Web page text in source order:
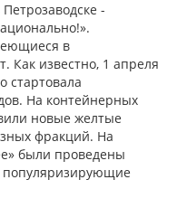
-
в
Как известно, 1 апреля
стартовала
На контейнерных
новые желтые
фракций. На
были проведены
популяризирующие